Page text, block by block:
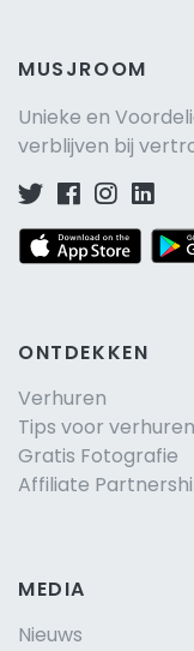
MUSJROOM
Unieke en
verblijven bij
ONTDEKKEN
Verhuren
Tips voor verhuren
Gratis Fotografie
Affiliate
MEDIA
Nieuws